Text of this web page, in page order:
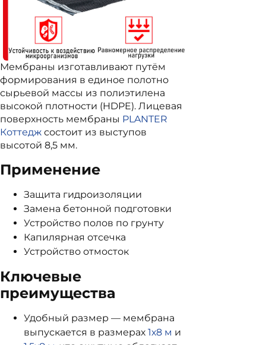
Мембраны изготавливают путём
формирования в единое полотно
сырьевой массы из полиэтилена
высокой плотности (HDPE). Лицевая
поверхность мембраны PLANTER
Коттедж состоит из выступов
высотой 8,5 мм.
Применение
Защита гидроизоляции
Замена бетонной подготовки
Устройство полов по грунту
Капилярная отсечка
Устройство отмосток
Ключевые
преимущества
Удобный размер — мембрана
выпускается в размерах 1х8 м и